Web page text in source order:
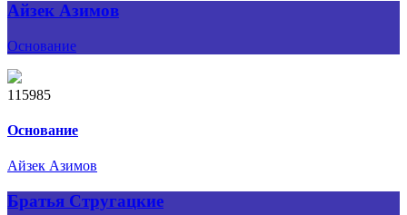
Айзек Азимов
Основание
115985
Основание
Айзек Азимов
Братья Стругацкие